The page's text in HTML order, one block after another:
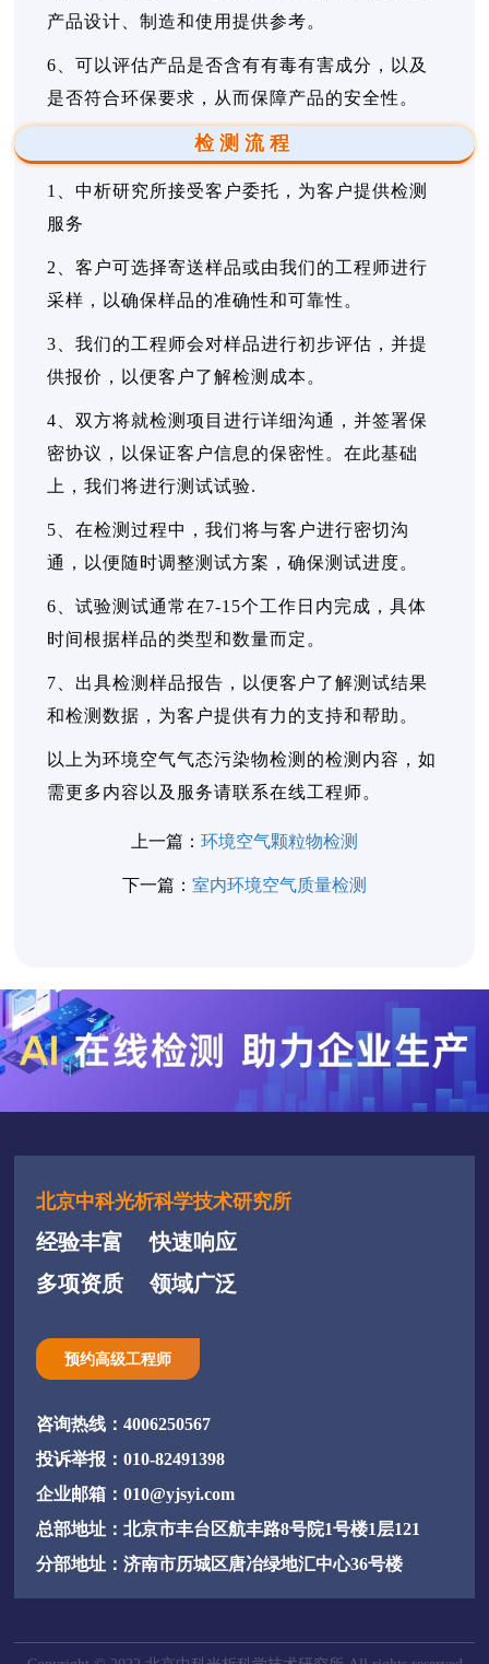
产品设计、制造和使用提供参考。
6、可以评估产品是否含有有毒有害成分，以及
是否符合环保要求，从而保障产品的安全性。
检测流程
1、中析研究所接受客户委托，为客户提供检测
服务
2、客户可选择寄送样品或由我们的工程师进行
采样，以确保样品的准确性和可靠性。
3、我们的工程师会对样品进行初步评估，并提
供报价，以便客户了解检测成本。
4、双方将就检测项目进行详细沟通，并签署保
密协议，以保证客户信息的保密性。在此基础
上，我们将进行测试试验.
5、在检测过程中，我们将与客户进行密切沟
通，以便随时调整测试方案，确保测试进度。
6、试验测试通常在7-15个工作日内完成，具体
时间根据样品的类型和数量而定。
7、出具检测样品报告，以便客户了解测试结果
和检测数据，为客户提供有力的支持和帮助。
以上为环境空气气态污染物检测的检测内容，如
需更多内容以及服务请联系在线工程师。
上一篇： 环境空气颗粒物检测
下一篇： 室内环境空气质量检测
北京中科光析科学技术研究所
经验丰富
快速响应
多项资质
领域广泛
预约高级工程师
咨询热线：4006250567
投诉举报：010-82491398
企业邮箱：010@yjsyi.com
总部地址：北京市丰台区航丰路8号院1号楼1层121
分部地址：济南市历城区唐冶绿地汇中心36号楼